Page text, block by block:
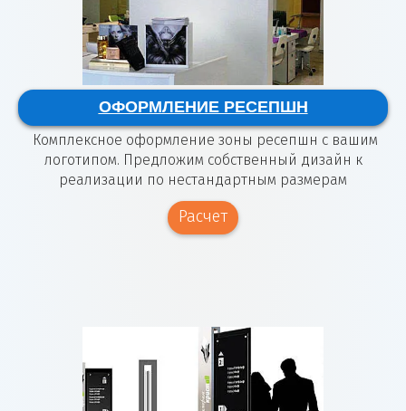
ОФОРМЛЕНИЕ РЕСЕПШН
Комплексное оформление зоны ресепшн с вашим
логотипом. Предложим собственный дизайн к
реализации по нестандартным размерам
Расчет